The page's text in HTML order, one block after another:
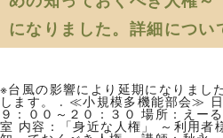
になりました。詳細につ
※台風の影響により延期になりまし
します。. ≪小規模多機能部会≫日
９：００～２０：３０ 場所：えー
室 内容：「身近な人権」～利用者